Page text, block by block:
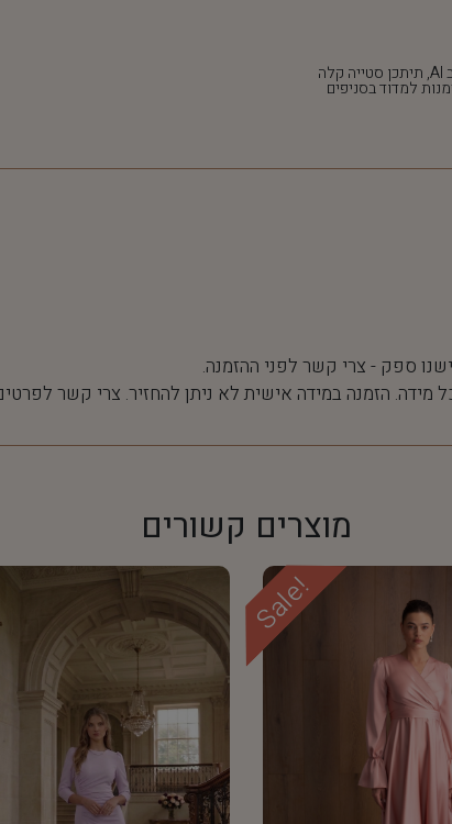
*חלק מהתמונות נוצרו בשילוב AI, תיתכן סטייה קלה
למדוד בסניפים
ספק - צרי קשר לפני ההזמנה.
מידה. הזמנה במידה אישית לא ניתן להחזיר. צרי קשר
מוצרים קשורים
Sale!